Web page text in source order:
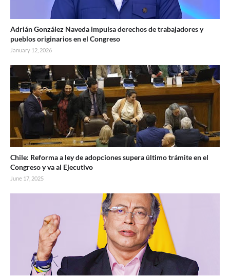
Adrián González Naveda impulsa derechos de trabajadores y
pueblos originarios en el Congreso
January 12, 2026
Chile: Reforma a ley de adopciones supera último trámite en el
Congreso y va al Ejecutivo
June 17, 2025